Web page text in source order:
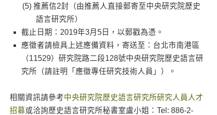
推薦信2封（由推薦人直接郵寄至中央研究院歷史
語言研究所）
截止日期：2019年3月5日，以郵戳為憑。
應徵者請檢具上述應備資料，寄送至：台北市南港區
（11529）研究院路二段128號中央研究院歷史語言研
究所（請註明「應徵專任研究技術人員」）。
相關資訊請參考中央研究院歷史語言研究所研究人員人才
招募或洽詢歷史語言研究所秘書室盧小姐：Tel: 886-2-